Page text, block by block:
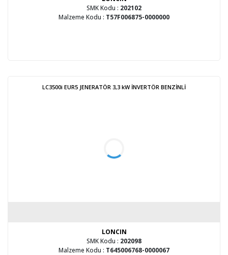
SMK Kodu : 202102
Malzeme Kodu : T57F006875-0000000
LC3500i EUR5 JENERATÖR 3,3 kW İNVERTÖR BENZİNLİ
LONCIN
SMK Kodu : 202098
Malzeme Kodu : T645006768-0000067